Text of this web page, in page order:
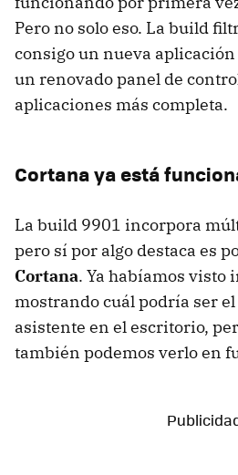
Pero no solo eso. La build
consigo un nueva aplicación
un renovado panel de
aplicaciones más completa.
Cortana ya está
La build 9901 incorpora
pero sí por algo destaca es
Cortana. Ya habíamos visto
mostrando cuál podría ser
asistente en el escritorio,
también podemos verlo en